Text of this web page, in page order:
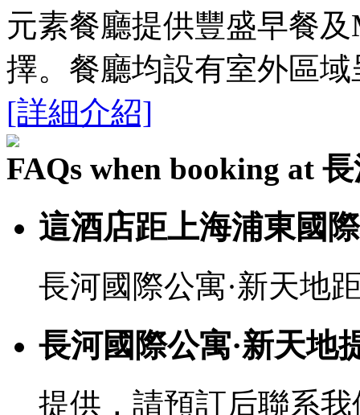
元素餐廳提供豐盛早餐
擇。餐廳均設有室外區
[詳細介紹]
FAQs when booking at
這酒店距上海浦東國
長河國際公寓·新天地
長河國際公寓·新天地
提供，請預訂后聯系